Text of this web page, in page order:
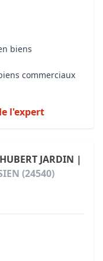
biens
commerciaux
l'expert
JARDIN |
(24540)